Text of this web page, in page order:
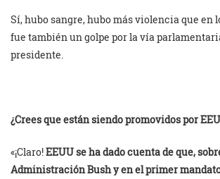
Sí, hubo sangre, hubo más violencia que en
fue también un golpe por la vía
presidente.
¿Crees que están siendo promovidos por
«¡Claro!EEUU se ha dado cuenta de que,
Administración Bush y en el primer mandato